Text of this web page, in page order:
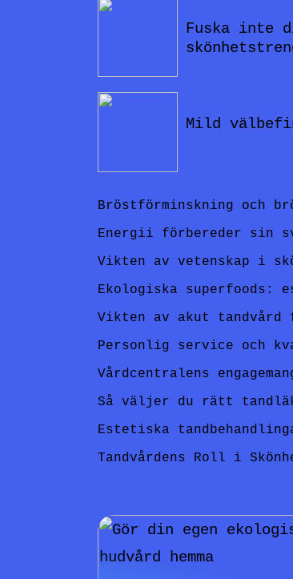
Fuska inte
Mild
Bröstförminskning och
Energii förbereder sin
Vikten av vetenskap i
Ekologiska superfoods:
Vikten av akut
Personlig service och
Vårdcentralens
Så väljer du rätt
Estetiska
Tandvårdens Roll i